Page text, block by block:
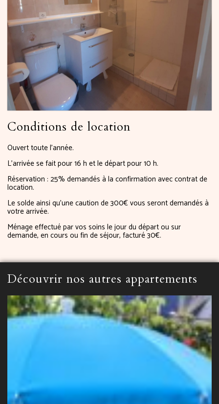
Conditions de location
Ouvert toute l’année.
L’arrivée se fait pour 16 h et le départ pour 10 h.
Réservation : 25% demandés à la confirmation avec contrat de
location.
Le solde ainsi qu’une caution de 300€ vous seront demandés à
votre arrivée.
Ménage effectué par vos soins le jour du départ ou sur
demande, en cours ou fin de séjour, facturé 30€.
Découvrir nos autres appartements